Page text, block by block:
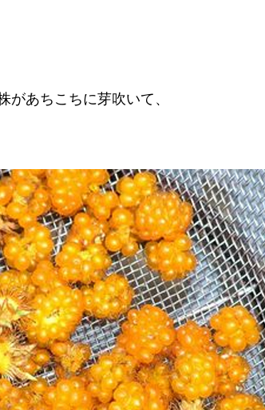
があちこちに芽吹いて、